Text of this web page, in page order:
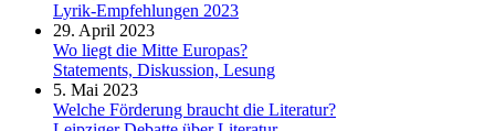
Lyrik-Empfehlungen 2023
29. April 2023
Wo liegt die Mitte Europas?
Statements, Diskussion, Lesung
5. Mai 2023
Welche Förderung braucht die Literatur?